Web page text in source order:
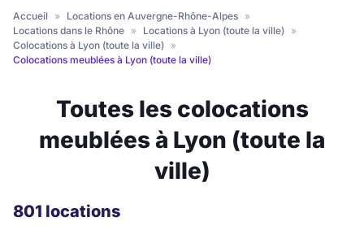
Que recherchez-vous ?
Colocation Coliving
Résidence étudiante
Meublé ?
Accueil » Locations en Auvergne-Rhône-Alpes »
Locations dans le Rhône » Locations à Lyon (toute la ville) »
Colocations à Lyon (toute la ville) »
Colocations meublées à Lyon (toute la ville)
Toutes les colocations
meublées à Lyon (toute la
ville)
801 locations